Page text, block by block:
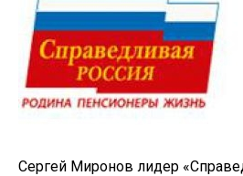
Сергей Миронов лидер